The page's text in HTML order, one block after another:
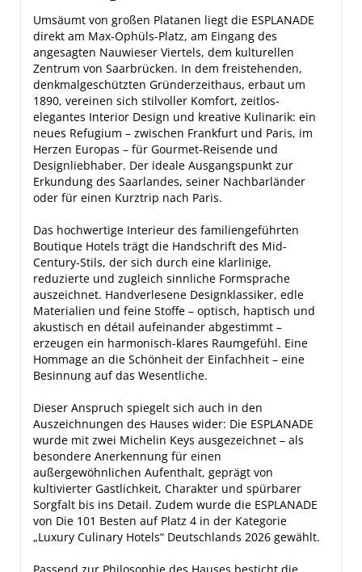
Umsäumt von großen Platanen liegt die ESPLANADE
direkt am Max-Ophüls-Platz, am Eingang des
angesagten Nauwieser Viertels, dem kulturellen
Zentrum von Saarbrücken. In dem freistehenden,
denkmalgeschützten Gründerzeithaus, erbaut um
1890, vereinen sich stilvoller Komfort, zeitlos-
elegantes Interior Design und kreative Kulinarik: ein
neues Refugium – zwischen Frankfurt und Paris, im
Herzen Europas – für Gourmet-Reisende und
Designliebhaber. Der ideale Ausgangspunkt zur
Erkundung des Saarlandes, seiner Nachbarländer
oder für einen Kurztrip nach Paris.
Das hochwertige Interieur des familiengeführten
Boutique Hotels trägt die Handschrift des Mid-
Century-Stils, der sich durch eine klarlinige,
reduzierte und zugleich sinnliche Formsprache
auszeichnet. Handverlesene Designklassiker, edle
Materialien und feine Stoffe – optisch, haptisch und
akustisch en détail aufeinander abgestimmt –
erzeugen ein harmonisch-klares Raumgefühl. Eine
Hommage an die Schönheit der Einfachheit – eine
Besinnung auf das Wesentliche.
Dieser Anspruch spiegelt sich auch in den
Auszeichnungen des Hauses wider: Die ESPLANADE
wurde mit zwei Michelin Keys ausgezeichnet – als
besondere Anerkennung für einen
außergewöhnlichen Aufenthalt, geprägt von
kultivierter Gastlichkeit, Charakter und spürbarer
Sorgfalt bis ins Detail. Zudem wurde die ESPLANADE
von Die 101 Besten auf Platz 4 in der Kategorie
„Luxury Culinary Hotels“ Deutschlands 2026 gewählt.